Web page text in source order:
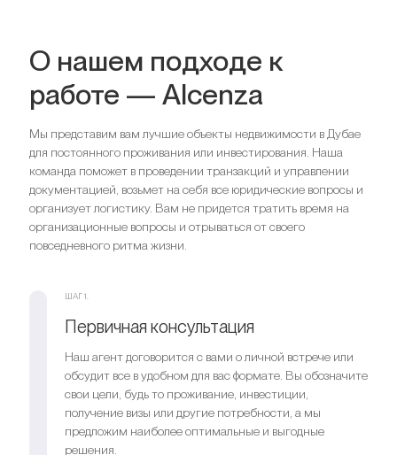
Ванные комнаты
Ищете выгодный вариант для
Мы поможем вам приобрести актив, который растёт в
Оставить заявку
О нашем подходе к
работе — Alcenza
Мы представим вам лучшие объекты недвижимости в Дубае
для постоянного проживания или инвестирования. Наша
команда поможет в проведении транзакций и управлении
документацией, возьмет на себя все юридические вопросы и
организует логистику. Вам не придется тратить время на
организационные вопросы и отрываться от своего
повседневного ритма жизни.
ШАГ 1.
Первичная консультация
Наш агент договорится с вами о личной встрече или
обсудит все в удобном для вас формате. Вы обозначите
свои цели, будь то проживание, инвестиции,
получение визы или другие потребности, а мы
предложим наиболее оптимальные и выгодные
решения.